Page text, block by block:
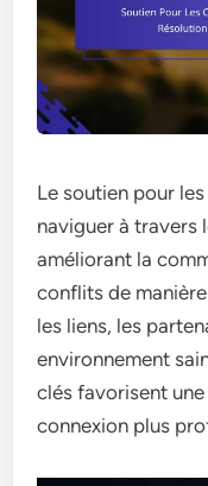
Le soutien pour
naviguer à travers
améliorant la
conflits de
les liens, les
environnement
clés favorisent
connexion plus